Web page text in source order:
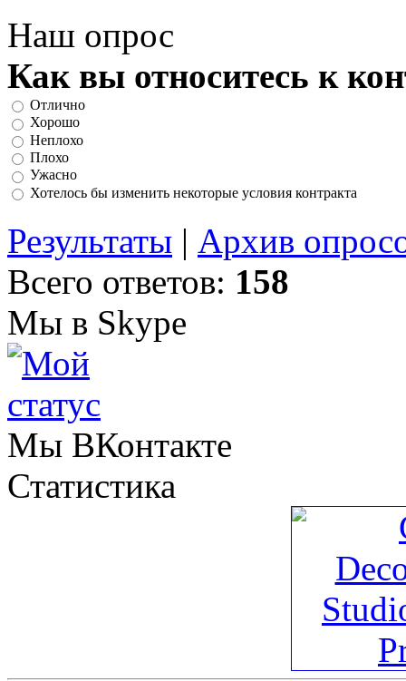
Наш опрос
Как вы относитесь к
Отлично
Хорошо
Неплохо
Плохо
Ужасно
Хотелось бы изменить некоторые условия контракта
Результаты | Архив
Всего ответов: 158
Мы в Skype
Мы ВКонтакте
Статистика